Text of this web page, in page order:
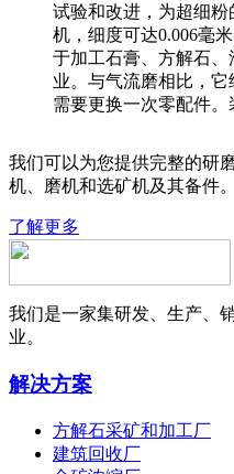
试验和改进，为超细
机，细度可达0.006毫
于加工石膏、方解石
业。与气流磨相比，
需要更换一次零配件。
我们可以为您提供完整的研
机、磨机和选矿机及其备件。
了解更多
我们是一家集研发、生产、
业。
解决方案
方解石采矿和加工厂
建筑回收厂